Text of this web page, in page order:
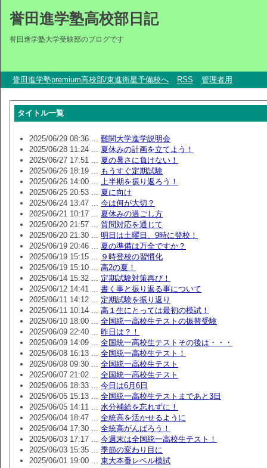
誉田進学塾高校部日記
誉田進学塾大学受験部のブログです
誉田進学塾premium高校部/東進衛星予備校へ RSS 管理者用
タイトル一覧
2025/06/29 08:36 ... 難関大学進学説明会
2025/06/28 11:24 ... 夏休みの計画を立てよう！
2025/06/27 17:51 ... 夏の暑さに負けない！
2025/06/26 18:19 ... もうすぐ定期試験
2025/06/26 14:00 ... 上半期を振り返ろう！
2025/06/25 20:53 ... 夏に向け
2025/06/24 13:47 ... 今は何が大切？
2025/06/21 10:17 ... 夏休みの過ごし方
2025/06/20 21:57 ... 質問対応を通じて
2025/06/20 21:30 ... 明日は土曜日、9時に登校！
2025/06/19 20:46 ... 夏の準備は万全ですか？
2025/06/19 15:15 ... ９時登校の習慣化
2025/06/19 15:10 ... 高2の夏！
2025/06/14 15:32 ... 定期試験対策再び！
2025/06/12 14:41 ... 書く事と振り返る事について
2025/06/11 14:12 ... 定期試験を振り返り
2025/06/11 10:14 ... 高１生にとっては最初の模試！
2025/06/10 18:00 ... 全国統一高校生テストの振替受験
2025/06/09 22:40 ... 昨日は？！
2025/06/09 14:09 ... 全国統一高校生テストその後は・・・
2025/06/08 16:13 ... 全国統一高校生テスト！
2025/06/08 09:30 ... 全国統一高校生テスト
2025/06/07 21:02 ... 全国統一高校生テスト
2025/06/06 18:33 ... 今日は6月6日
2025/06/05 15:13 ... 全国統一高校生テストまであと3日
2025/06/05 14:11 ... 水分補給を忘れずに！
2025/06/04 18:47 ... 全統高を活かせるように
2025/06/04 17:30 ... 全統高がんばろう！
2025/06/03 17:17 ... 今週末は全国統一高校生テスト！
2025/06/03 15:35 ... 季節の変わり目に
2025/06/01 19:00 ... 東大本番レベル模試